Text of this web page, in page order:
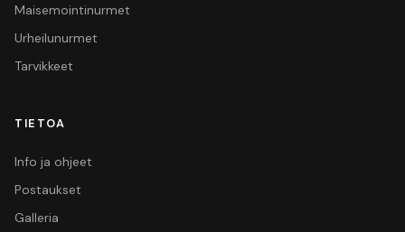
Maisemointinurmet
Urheilunurmet
Tarvikkeet
TIETOA
Info ja ohjeet
Postaukset
Galleria